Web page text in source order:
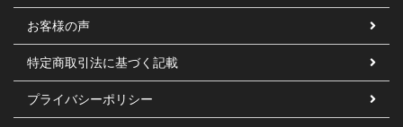
お客様の声
特定商取引法に基づく記載
プライバシーポリシー